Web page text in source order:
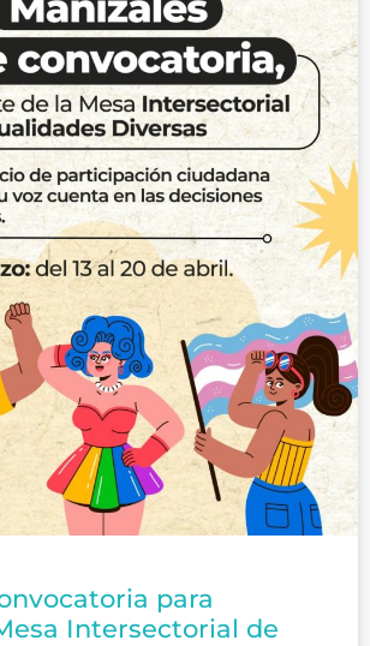
para
Intersectorial de